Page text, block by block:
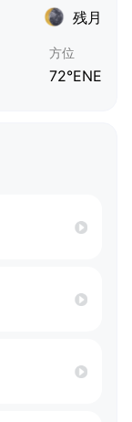
残月
方位
72°ENE